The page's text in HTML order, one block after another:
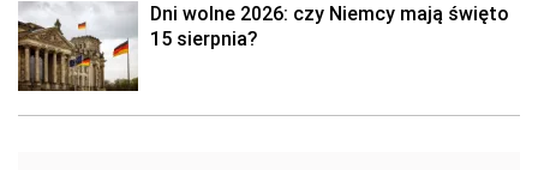
Dni wolne 2026: czy Niemcy mają święto
15 sierpnia?